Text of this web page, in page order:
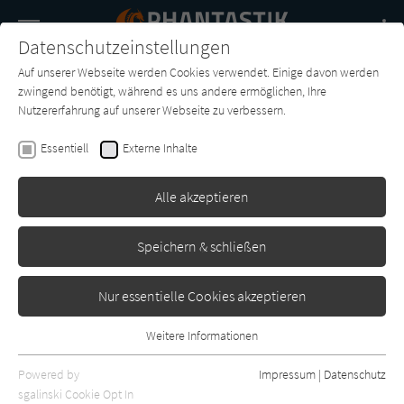
SUCHE
Buch-
Entdecker
Forum Charts
Leia Stone
Celestial City - Akademie der
Engel: Jahr 3
One by Lübbe
Datenschutzeinstellungen
Auf unserer Webseite werden Cookies verwendet. Einige davon werden
zwingend benötigt, während es uns andere ermöglichen, Ihre
Nutzererfahrung auf unserer Webseite zu verbessern.
Essentiell Externe Inhalte
Alle akzeptieren
Speichern & schließen
Nur essentielle Cookies akzeptieren
Essentielle Cookies werden für grundlegende Funktionen der
Webseite benötigt. Dadurch ist gewährleistet, dass die Webseite
Weitere Informationen
Powered by
sgalinski Cookie Opt In
Impressum | Datenschutz